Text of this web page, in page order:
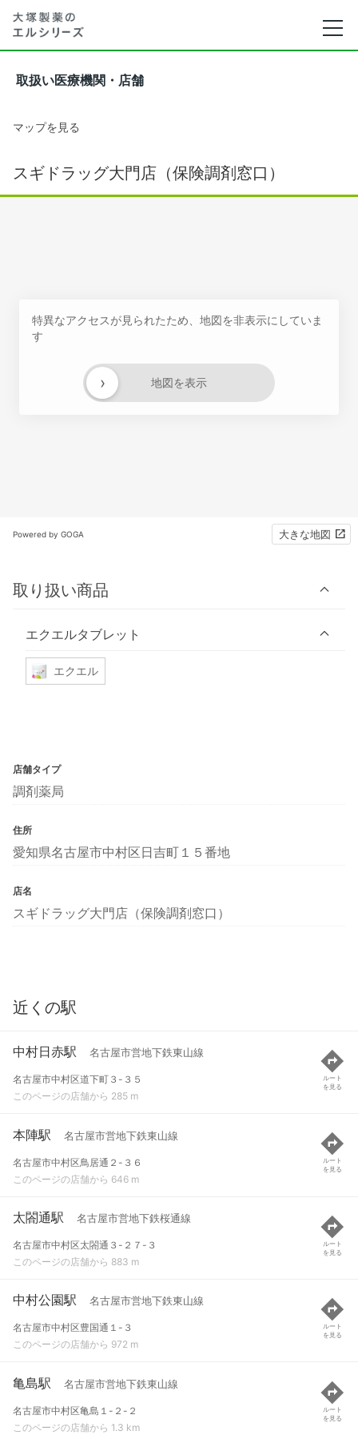
取扱い医療機関・店舗
マップを見る
スギドラッグ大門店（保険調剤窓口）
特異なアクセスが見られたため、地図を非表示にしていま
す
地図を表示
›
Powered by GOGA 大きな地図
取り扱い商品
エクエルタブレット
エクエル
店舗タイプ
調剤薬局
住所
愛知県名古屋市中村区日吉町１５番地
店名
スギドラッグ大門店（保険調剤窓口）
近くの駅
中村日赤駅 名古屋市営地下鉄東山線
名古屋市中村区道下町３-３５
このページの店舗から 285 m
ルート
を見る
本陣駅 名古屋市営地下鉄東山線
名古屋市中村区鳥居通２-３６
このページの店舗から 646 m
ルート
を見る
太閤通駅 名古屋市営地下鉄桜通線
名古屋市中村区太閤通３-２７-３
このページの店舗から 883 m
ルート
を見る
中村公園駅 名古屋市営地下鉄東山線
名古屋市中村区豊国通１-３
このページの店舗から 972 m
ルート
を見る
亀島駅 名古屋市営地下鉄東山線
名古屋市中村区亀島１-２-２
このページの店舗から 1.3 km
ルート
を見る